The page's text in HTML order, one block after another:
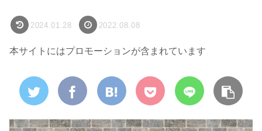
2024.01.28 2022.08.08
本サイトにはプロモーションが含まれています